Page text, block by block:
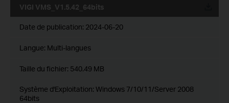
VIGI VMS_V1.5.42_64bits
Date de publication: 2024-06-20
Langue: Multi-langues
Taille du fichier: 540.49 MB
Système d'Exploitation: Windows 7/10/11/Server 2008
64bits